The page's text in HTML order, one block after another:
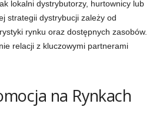
lokalni dystrybutorzy, hurtownicy lub
strategii dystrybucji zależy od
rynku oraz dostępnych zasobów.
relacji z kluczowymi partnerami
na Rynkach